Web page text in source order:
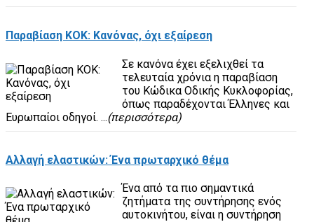
Παραβίαση ΚΟΚ: Κανόνας, όχι εξαίρεση
Σε κανόνα έχει εξελιχθεί τα
τελευταία χρόνια η παραβίαση
του Κώδικα Οδικής Κυκλοφορίας,
όπως παραδέχονται Έλληνες και
Ευρωπαίοι οδηγοί. ...(περισσότερα)
Αλλαγή ελαστικών: Ένα πρωταρχικό θέμα
Ένα από τα πιο σημαντικά
ζητήματα της συντήρησης ενός
αυτοκινήτου, είναι η συντήρηση